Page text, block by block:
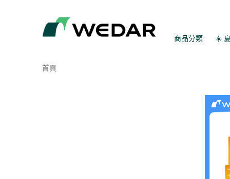
商品分類 ☀️
首頁